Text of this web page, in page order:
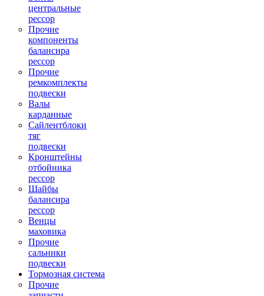
центральные
рессор
Прочие
компоненты
балансира
рессор
Прочие
ремкомплекты
подвески
Валы
карданные
Сайлентблоки
тяг
подвески
Кронштейны
отбойника
рессор
Шайбы
балансира
рессор
Венцы
маховика
Прочие
сальники
подвески
Тормозная система
Прочие